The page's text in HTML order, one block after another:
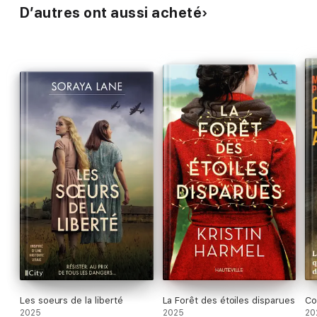
D’autres ont aussi acheté
Les soeurs de la liberté
2025
La Forêt des étoiles disparues
2025